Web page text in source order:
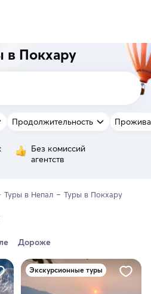
в Покхару
Продолжительность
Без комиссий
агентств
Туры в Непал Туры в Покхару
Дороже
Экскурсионные туры